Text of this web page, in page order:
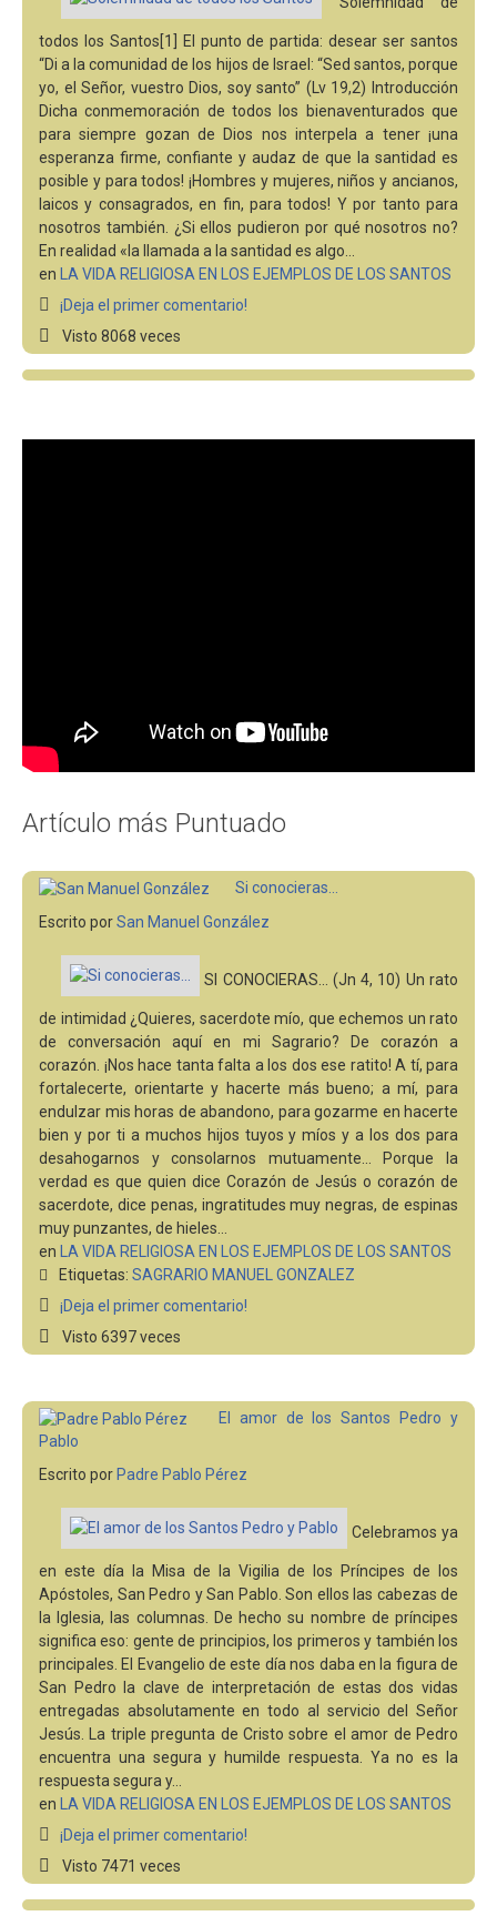
todos los Santos[1] El punto de partida: desear ser santos
“Di a la comunidad de los hijos de Israel: “Sed santos, porque
yo, el Señor, vuestro Dios, soy santo” (Lv 19,2) Introducción
Dicha conmemoración de todos los bienaventurados que
para siempre gozan de Dios nos interpela a tener ¡una
esperanza firme, confiante y audaz de que la santidad es
posible y para todos! ¡Hombres y mujeres, niños y ancianos,
laicos y consagrados, en fin, para todos! Y por tanto para
nosotros también. ¿Si ellos pudieron por qué nosotros no?
En realidad «la llamada a la santidad es algo…
en
LA VIDA RELIGIOSA EN LOS EJEMPLOS DE LOS SANTOS
¡Deja el primer comentario!
Visto 8068 veces
Artículo más Puntuado
Si conocieras...
Escrito porSan Manuel González
SI CONOCIERAS... (Jn 4, 10) Un rato
de intimidad ¿Quieres, sacerdote mío, que echemos un rato
de conversación aquí en mi Sagrario? De corazón a
corazón. ¡Nos hace tanta falta a los dos ese ratito! A tí, para
fortalecerte, orientarte y hacerte más bueno; a mí, para
endulzar mis horas de abandono, para gozarme en hacerte
bien y por ti a muchos hijos tuyos y míos y a los dos para
desahogarnos y consolarnos mutuamente... Porque la
verdad es que quien dice Corazón de Jesús o corazón de
sacerdote, dice penas, ingratitudes muy negras, de espinas
muy punzantes, de hieles…
en
LA VIDA RELIGIOSA EN LOS EJEMPLOS DE LOS SANTOS
Etiquetas: SAGRARIO MANUEL GONZALEZ
¡Deja el primer comentario!
Visto 6397 veces
El amor de los Santos Pedro y
Pablo
Escrito por Padre Pablo Pérez
Celebramos ya
en este día la Misa de la Vigilia de los Príncipes de los
Apóstoles, San Pedro y San Pablo. Son ellos las cabezas de
la Iglesia, las columnas. De hecho su nombre de príncipes
significa eso: gente de principios, los primeros y también los
principales. El Evangelio de este día nos daba en la figura de
San Pedro la clave de interpretación de estas dos vidas
entregadas absolutamente en todo al servicio del Señor
Jesús. La triple pregunta de Cristo sobre el amor de Pedro
encuentra una segura y humilde respuesta. Ya no es la
respuesta segura y…
en LA VIDA RELIGIOSA EN LOS EJEMPLOS DE LOS SANTOS
¡Deja el primer comentario!
Visto 7471 veces